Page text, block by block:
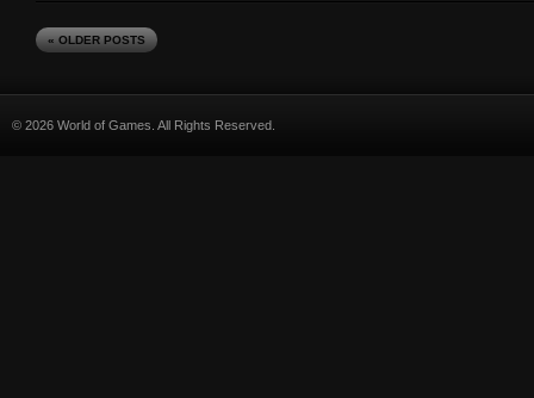
« OLDER POSTS
© 2026 World of Games. All Rights Reserved.